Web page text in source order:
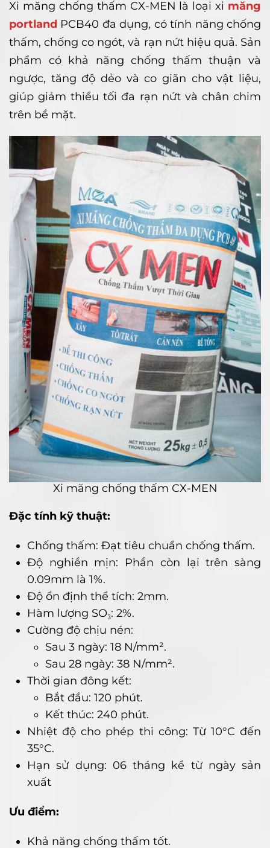
Xi măng chống thấm CX-MEN là loại xi măng
portland PCB40 đa dụng, có tính năng chống
thấm, chống co ngót, và rạn nứt hiệu quả. Sản
phẩm có khả năng chống thấm thuận và
ngược, tăng độ dẻo và co giãn cho vật liệu,
giúp giảm thiểu tối đa rạn nứt và chân chim
trên bề mặt.
Xi măng chống thấm CX-MEN
Đặc tính kỹ thuật:
Chống thấm: Đạt tiêu chuẩn chống thấm.
Độ nghiền mịn: Phần còn lại trên sàng
0.09mm là 1%.
Độ ổn định thể tích: 2mm.
Hàm lượng SO₃: 2%.
Cường độ chịu nén:
Sau 3 ngày: 18 N/mm².
Sau 28 ngày: 38 N/mm².
Thời gian đông kết:
Bắt đầu: 120 phút.
Kết thúc: 240 phút.
Nhiệt độ cho phép thi công: Từ 10°C đến
35°C.
Hạn sử dụng: 06 tháng kể từ ngày sản
xuất
Ưu điểm:
Khả năng chống thấm tốt.